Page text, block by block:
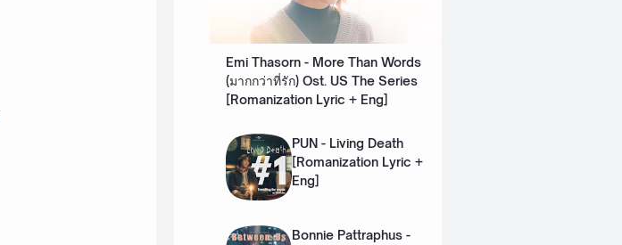
Emi Thasorn - More Than Words
(มากกว่าที่รัก) Ost. US The Series
[Romanization Lyric + Eng]
PUN - Living Death
[Romanization Lyric +
Eng]
Bonnie Pattraphus -